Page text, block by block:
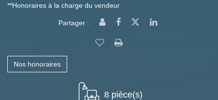
**Honoraires à la charge du vendeur
Partager :
Nos honoraires
8 pièce(s)